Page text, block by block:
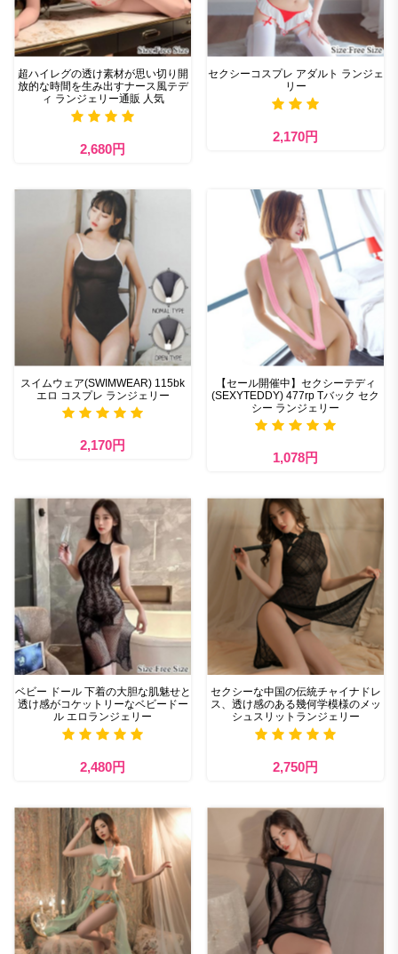
超ハイレグの透け素材が思い切り開
放的な時間を生み出すナース風テデ
ィ ランジェリー通販 人気
2,680円
セクシーコスプレ アダルト ランジェ
リー
2,170円
スイムウェア(SWIMWEAR) 115bk
エロ コスプレ ランジェリー
2,170円
【セール開催中】セクシーテディ
(SEXYTEDDY) 477rp Tバック セク
シー ランジェリー
1,078円
ベビー ドール 下着の大胆な肌魅せと
透け感がコケットリーなベビードー
ル エロランジェリー
2,480円
セクシーな中国の伝統チャイナドレ
ス、透け感のある幾何学模様のメッ
シュスリットランジェリー
2,750円